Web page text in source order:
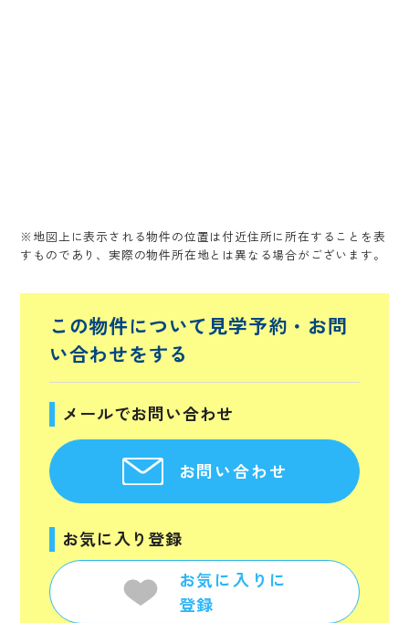
※地図上に表示される物件の位置は付近住所に所在することを表
すものであり、実際の物件所在地とは異なる場合がございます。
この物件について見学予約・ お問
い合わせをする
メールでお問い合わせ
お問い合わせ
お気に入り登録
お気に入りに
登録